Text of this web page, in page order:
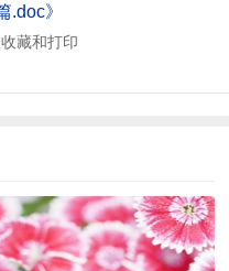
.doc》
藏和打印